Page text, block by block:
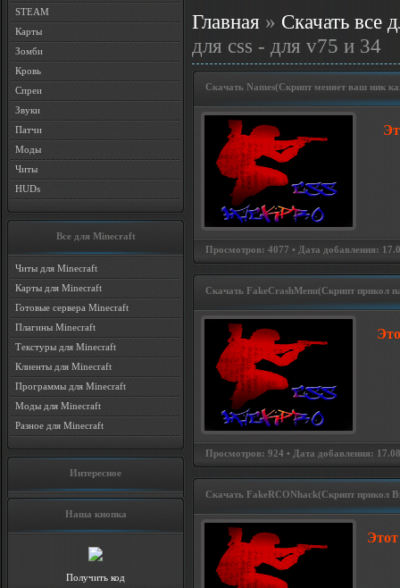
STEAM
Карты
Зомби
Кровь
Спреи
Звуки
Патчи
Моды
Читы
HUDs
Все для Minecraft
Читы для Minecraft
Карты для Minecraft
Готовые сервера Minecraft
Плагины Minecraft
Текстуры для Minecraft
Клиенты для Minecraft
Программы для Minecraft
Моды для Minecraft
Разное для Minecraft
Интересное
Наша кнопка
Получить код
Главная » Скачать все
для css - для v75 и 34
Скачать Names(Скрипт меняет ваш ник
Просмотров: 4077 • Дата добавления:
Скачать FakeCrashMenu(Скрипт прикол
Просмотров: 924 • Дата добавления:
Скачать FakeRCONhack(Скрипт прикол